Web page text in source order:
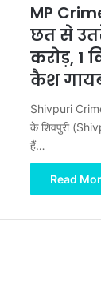
MP
छत से
करोड़, 1
कैश
Shivpuri
के शिवपुरी
हैं…
Read